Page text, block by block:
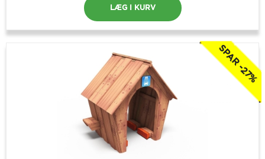
LÆG I KURV
SPAR -27%